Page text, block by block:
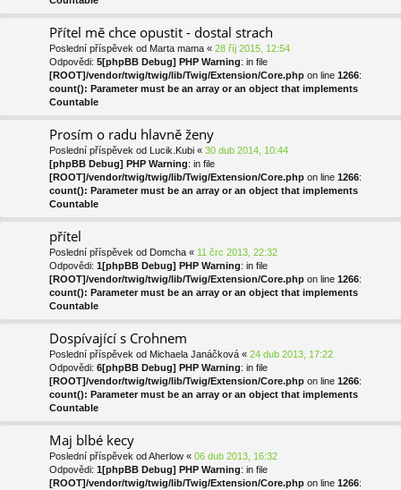
Přítel mě chce opustit - dostal strach
Poslední příspěvek od Marta mama « 28 říj 2015, 12:54
Odpovědi: 5[phpBB Debug] PHP Warning: in file
[ROOT]/vendor/twig/twig/lib/Twig/Extension/Core.php on line 1266:
count(): Parameter must be an array or an object that implements
Countable
Prosím o radu hlavně ženy
Poslední příspěvek od Lucik.Kubi « 30 dub 2014, 10:44
[phpBB Debug] PHP Warning: in file
[ROOT]/vendor/twig/twig/lib/Twig/Extension/Core.php on line 1266:
count(): Parameter must be an array or an object that implements
Countable
přítel
Poslední příspěvek od Domcha « 11 črc 2013, 22:32
Odpovědi: 1[phpBB Debug] PHP Warning: in file
[ROOT]/vendor/twig/twig/lib/Twig/Extension/Core.php on line 1266:
count(): Parameter must be an array or an object that implements
Countable
Dospívající s Crohnem
Poslední příspěvek od Michaela Janáčková « 24 dub 2013, 17:22
Odpovědi: 6[phpBB Debug] PHP Warning: in file
[ROOT]/vendor/twig/twig/lib/Twig/Extension/Core.php on line 1266:
count(): Parameter must be an array or an object that implements
Countable
Maj blbé kecy
Poslední příspěvek odAherlow « 06 dub 2013, 16:32
Odpovědi: 1[phpBB Debug] PHP Warning: in file
[ROOT]/vendor/twig/twig/lib/Twig/Extension/Core.php on line 1266: